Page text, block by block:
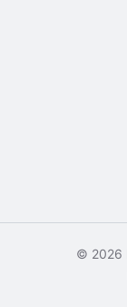
© 2026